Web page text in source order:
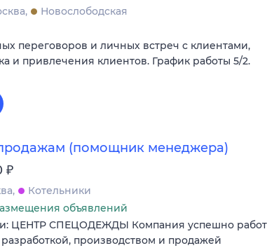
Новослободская
переговоров и личных встреч с клиентами,
и привлечения клиентов. График работы 5/2.
(помощник менеджера)
₽
Котельники
объявлений
ЦЕНТР СПЕЦОДЕЖДЫ Компания успешно
производством и продажей